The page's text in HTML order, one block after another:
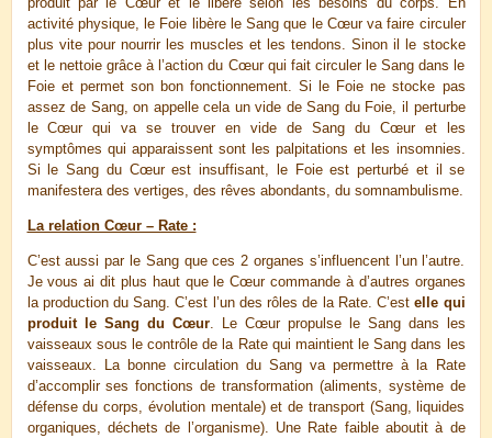
activité physique, le Foie libère le Sang que le Cœur va faire circuler
plus vite pour nourrir les muscles et les tendons. Sinon il le stocke
et le nettoie grâce à l’action du Cœur qui fait circuler le Sang dans le
Foie et permet son bon fonctionnement. Si le Foie ne stocke pas
assez de Sang, on appelle cela un vide de Sang du Foie, il perturbe
le Cœur qui va se trouver en vide de Sang du Cœur et les
symptômes qui apparaissent sont les palpitations et les insomnies.
Si le Sang du Cœur est insuffisant, le Foie est perturbé et il se
manifestera des vertiges, des rêves abondants, du somnambulisme.
La relation Cœur – Rate :
C’est aussi par le Sang que ces 2 organes s’influencent l’un l’autre.
Je vous ai dit plus haut que le Cœur commande à d’autres organes
la production du Sang. C’est l’un des rôles de la Rate. C’estelle qui
produit le Sang du Cœur. Le Cœur propulse le Sang dans les
vaisseaux sous le contrôle de la Rate qui maintient le Sang dans les
vaisseaux. La bonne circulation du Sang va permettre à la Rate
d’accomplir ses fonctions de transformation (aliments, système de
défense du corps, évolution mentale) et de transport (Sang, liquides
organiques, déchets de l’organisme). Une Rate faible aboutit à de